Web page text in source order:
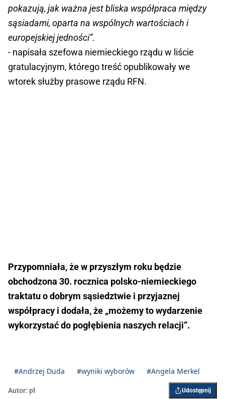
pokazują, jak ważna jest bliska współpraca między
sąsiadami, oparta na wspólnych wartościach i
europejskiej jedności”.
- napisała szefowa niemieckiego rządu w liście
gratulacyjnym, którego treść opublikowały we
wtorek służby prasowe rządu RFN.
Przypomniała, że w przyszłym roku będzie
obchodzona 30. rocznica polsko-niemieckiego
traktatu o dobrym sąsiedztwie i przyjaznej
współpracy i dodała, że „możemy to wydarzenie
wykorzystać do pogłębienia naszych relacji”.
#Andrzej Duda #wyniki wyborów #Angela Merkel
Autor: pł Udostępnij